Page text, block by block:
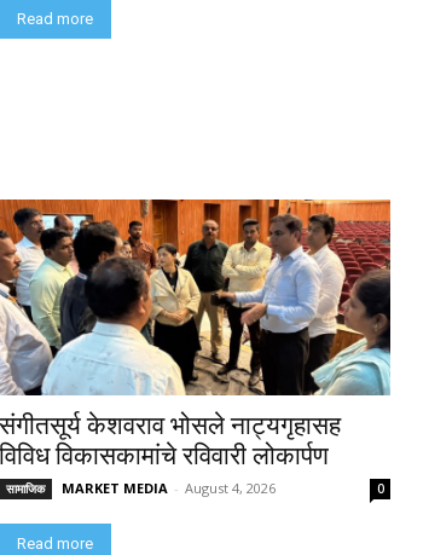
Read more
संगीतसूर्य केशवराव भोसले नाट्यगृहासह
विविध विकासकामांचे रविवारी लोकार्पण
सामाजिक MARKET MEDIA - August 4, 2026 0
Read more